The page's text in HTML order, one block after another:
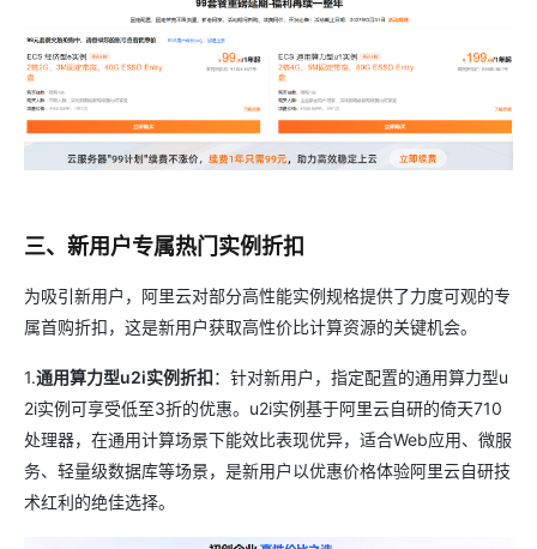
三、新用户专属热门实例折扣
为吸引新用户，阿里云对部分高性能实例规格提供了力度可观的专
属首购折扣，这是新用户获取高性价比计算资源的关键机会。
1.通用算力型u2i实例折扣：针对新用户，指定配置的通用算力型u
2i实例可享受低至3折的优惠。u2i实例基于阿里云自研的倚天710
处理器，在通用计算场景下能效比表现优异，适合Web应用、微服
务、轻量级数据库等场景，是新用户以优惠价格体验阿里云自研技
术红利的绝佳选择。